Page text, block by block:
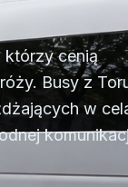
którzy cenią
Busy z
w